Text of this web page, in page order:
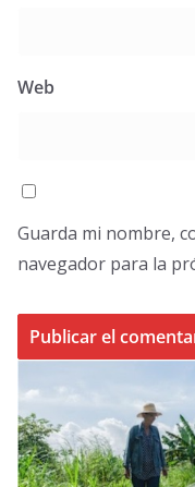
Web
Guarda mi nombre,
navegador para la